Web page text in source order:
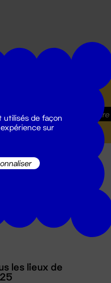
T :
S'inscrire
les lieux de
utilisés de façon
sur